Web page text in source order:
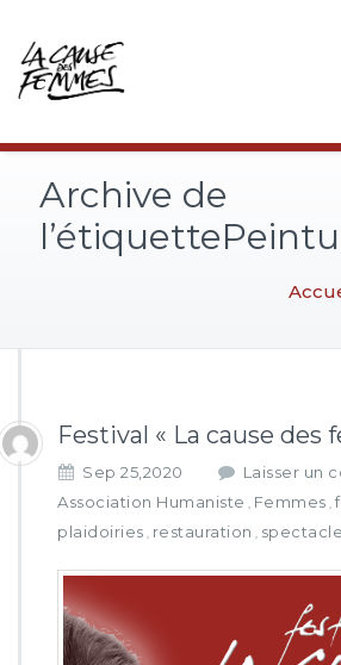
Archive de
Festival « La cause des
Sep 25,2020
Laisser un
Association Humaniste , Femmes ,
plaidoiries , restauration , spectacle